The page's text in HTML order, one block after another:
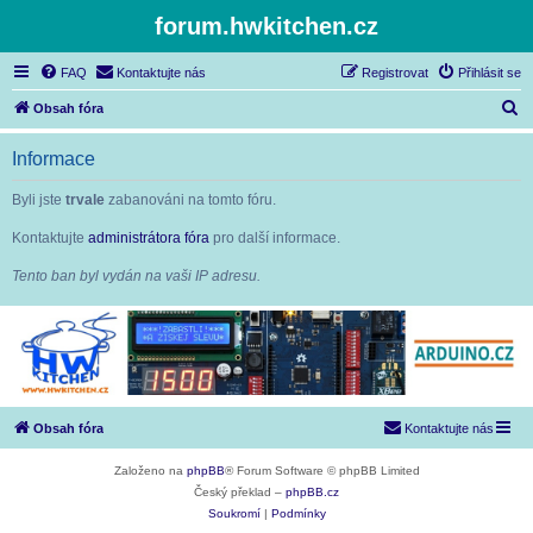
forum.hwkitchen.cz
FAQ Kontaktujte nás Přihlásit se
Registrovat
Obsah fóra
l
Informace
Byli jste trvale zabanováni na tomto fóru.
Kontaktujte administrátora fóra pro další informace.
Tento ban byl vydán na vaši IP adresu.
Obsah fóra Kontaktujte nás
Založeno na phpBB® Forum Software © phpBB Limited
Český překlad – phpBB.cz
Soukromí
Podmínky